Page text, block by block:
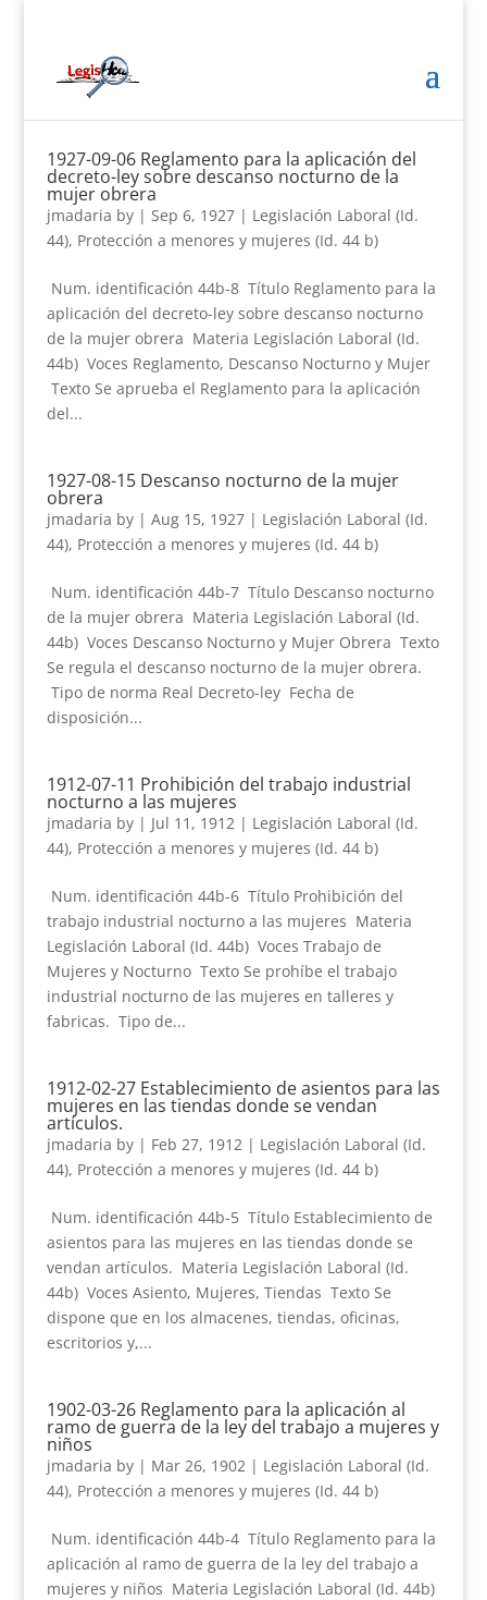
1927-09-06 Reglamento para la aplicación del
decreto-ley sobre descanso nocturno de la
mujer obrera
jmadaria by | Sep 6, 1927| Legislación Laboral (Id.
44), Protección a menores y mujeres (Id. 44 b)
Num. identificación 44b-8 Título Reglamento para la
aplicación del decreto-ley sobre descanso nocturno
de la mujer obrera Materia Legislación Laboral (Id.
44b) Voces Reglamento, Descanso Nocturno y Mujer
Texto Se aprueba el Reglamento para la aplicación
del...
1927-08-15 Descanso nocturno de la mujer
obrera
jmadaria by | Aug 15, 1927| Legislación Laboral (Id.
44), Protección a menores y mujeres (Id. 44 b)
Num. identificación 44b-7 Título Descanso nocturno
de la mujer obrera Materia Legislación Laboral (Id.
44b) Voces Descanso Nocturno y Mujer Obrera Texto
Se regula el descanso nocturno de la mujer obrera.
Tipo de norma Real Decreto-ley Fecha de
disposición...
1912-07-11 Prohibición del trabajo industrial
nocturno a las mujeres
jmadaria by | Jul 11, 1912| Legislación Laboral (Id.
44), Protección a menores y mujeres (Id. 44 b)
Num. identificación 44b-6 Título Prohibición del
trabajo industrial nocturno a las mujeres Materia
Legislación Laboral (Id. 44b) Voces Trabajo de
Mujeres y Nocturno Texto Se prohíbe el trabajo
industrial nocturno de las mujeres en talleres y
fabricas. Tipo de...
1912-02-27 Establecimiento de asientos para las
mujeres en las tiendas donde se vendan
artículos.
jmadaria by | Feb 27, 1912| Legislación Laboral (Id.
44), Protección a menores y mujeres (Id. 44 b)
Num. identificación 44b-5 Título Establecimiento de
asientos para las mujeres en las tiendas donde se
vendan artículos. Materia Legislación Laboral (Id.
44b) Voces Asiento, Mujeres, Tiendas Texto Se
dispone que en los almacenes, tiendas, oficinas,
escritorios y,...
1902-03-26 Reglamento para la aplicación al
ramo de guerra de la ley del trabajo a mujeres y
niños
jmadaria by | Mar 26, 1902| Legislación Laboral (Id.
44), Protección a menores y mujeres (Id. 44 b)
Num. identificación 44b-4 Título Reglamento para la
aplicación al ramo de guerra de la ley del trabajo a
mujeres y niños Materia Legislación Laboral (Id. 44b)